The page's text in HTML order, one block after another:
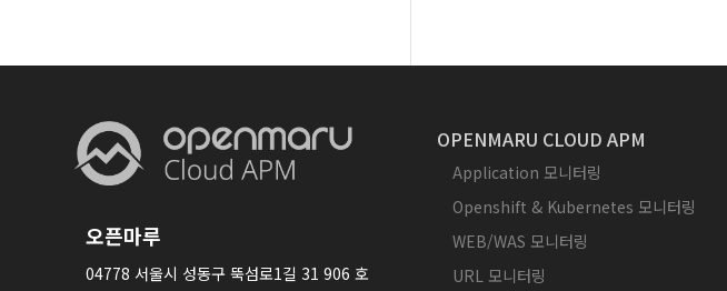
오픈마루
04778 서울시 성동구 뚝섬로1길 31 906 호
OPENMARU CLOUD APM
Application 모니터링
Openshift & Kubernetes 모니터링
WEB/WAS 모니터링
URL 모니터링